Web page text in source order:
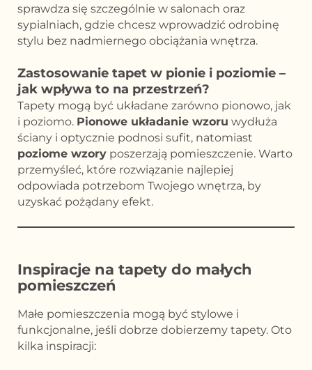
sprawdza się szczególnie w salonach oraz
sypialniach, gdzie chcesz wprowadzić odrobinę
stylu bez nadmiernego obciążania wnętrza.
Zastosowanie tapet w pionie i poziomie –
jak wpływa to na przestrzeń?
Tapety mogą być układane zarówno pionowo, jak
i poziomo. Pionowe układanie wzoru wydłuża
ściany i optycznie podnosi sufit, natomiast
poziome wzory poszerzają pomieszczenie. Warto
przemyśleć, które rozwiązanie najlepiej
odpowiada potrzebom Twojego wnętrza, by
uzyskać pożądany efekt.
Inspiracje na tapety do małych
pomieszczeń
Małe pomieszczenia mogą być stylowe i
funkcjonalne, jeśli dobrze dobierzemy tapety. Oto
kilka inspiracji: